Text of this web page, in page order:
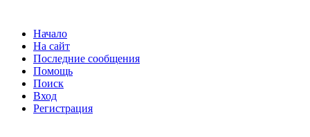
Начало
На сайт
Последние сообщения
Помощь
Поиск
Вход
Регистрация